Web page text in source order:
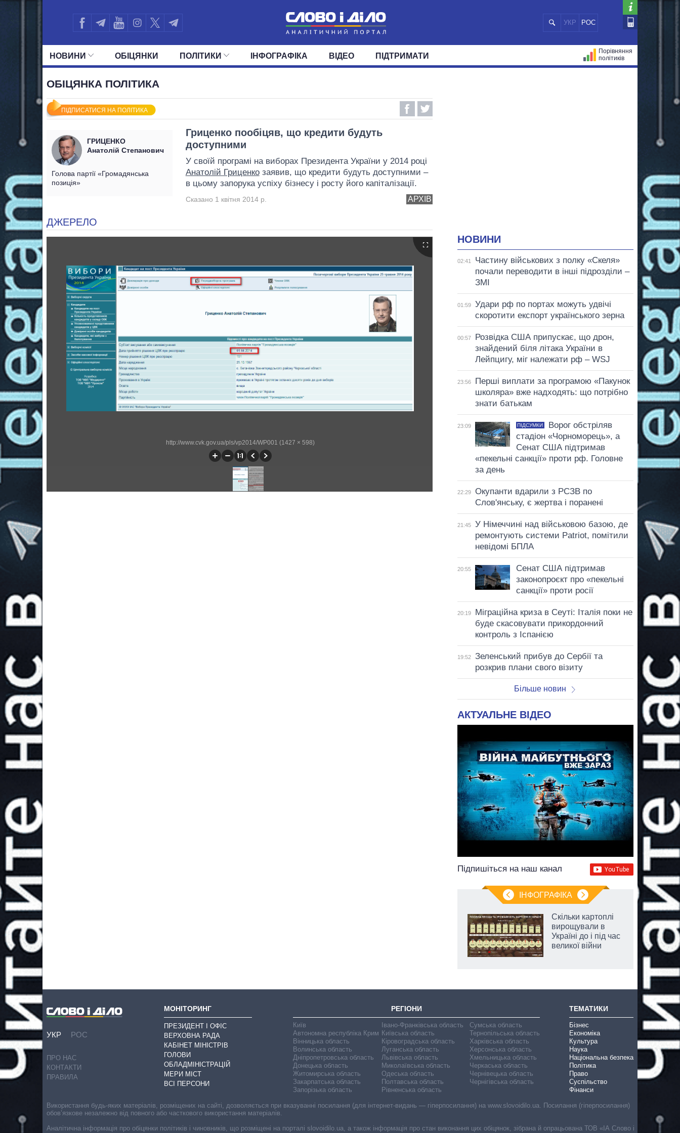
УКР РОС
НОВИНИ
СВІТ
ОБIЦЯНКИ ПОЛIТИКИ
ОКРУГИ
ІНФОГРАФІКА ВІДЕО ПІДТРИМАТИ
Порівняння
політиків
ОБІЦЯНКА ПОЛІТИКА
ПІДПИСАТИСЯ НА ПОЛІТИКА
ГРИЦЕНКО
Анатолій Степанович
Голова партії «Громадянська
позиція»
Гриценко пообіцяв, що кредити будуть
доступними
У своїй програмі на виборах Президента України у 2014 році
Анатолій Гриценкозаявив, що кредити будуть доступними –
в цьому запорука успіху бізнесу і росту його капіталізації.
АРХІВ
Сказано 1 квітня 2014 р.
ДЖЕРЕЛО
http://www.cvk.gov.ua/pls/vp2014/WP001 (1427 × 598)
НОВИНИ
02:41
Частину військових з полку «Скеля»
почали переводити в інші підрозділи –
ЗМІ
01:59
Удари рф по портах можуть удвічі
скоротити експорт українського зерна
00:57
Розвідка США припускає, що дрон,
знайдений біля літака України в
Лейпцигу, міг належати рф – WSJ
23:56
Перші виплати за програмою «Пакунок
школяра» вже надходять: що потрібно
знати батькам
23:09 ПІДСУМКИ
Ворог обстріляв
стадіон «Чорноморець», а
Сенат США підтримав
«пекельні санкції» проти рф. Головне
за день
22:29
Окупанти вдарили з РСЗВ по
Слов'янську, є жертва і поранені
21:45
У Німеччині над військовою базою, де
ремонтують системи Patriot, помітили
невідомі БПЛА
20:55
Сенат США підтримав
законопроєкт про «пекельні
санкції» проти росії
20:19
Міграційна криза в Сеуті: Італія поки не
буде скасовувати прикордонний
контроль з Іспанією
19:52
Зеленський прибув до Сербії та
розкрив плани свого візиту
Більше новин
АКТУАЛЬНЕ ВІДЕО
Підпишіться на наш канал
ІНФОГРАФІКА
Скільки картоплі
вирощували в
Україні до і під час
великої війни
УКР РОС
ПРО НАС
КОНТАКТИ
ПРАВИЛА
МОНІТОРИНГ
ПРЕЗИДЕНТ І ОФІС
ВЕРХОВНА РАДА
КАБІНЕТ МІНІСТРІВ
ГОЛОВИ
ОБЛАДМІНІСТРАЦІЙ
МЕРИ МІСТ
ВСІ ПЕРСОНИ
РЕГІОНИ
Київ
Автономна республіка Крим
Вінницька область
Волинська область
Дніпропетровська область
Донецька область
Житомирська область
Закарпатська область
Запорізька область
Івано-Франківська область
Київська область
Кіровоградська область
Луганська область
Львівська область
Миколаївська область
Одеська область
Полтавська область
Рівненська область
Сумська область
Тернопільська область
Харківська область
Херсонська область
Хмельницька область
Черкаська область
Чернівецька область
Чернігівська область
ТЕМАТИКИ
Бізнес
Економіка
Культура
Наука
Національна безпека
Політика
Право
Суспільство
Фінанси
Використання будь-яких матеріалів, розміщених на сайті, дозволяється при вказуванні посилання (для інтернет-видань — гіперпосилання) на www.slovoidilo.ua. Посилання (гіперпосилання)
обов’язкове незалежно від повного або часткового використання матеріалів.
Аналітична інформація про обіцянки політиків і чиновників, що розміщені на порталі slovoidilo.ua, а також інформація про стан виконання цих обіцянок, зібрана й опрацьована ТОВ «ІА Слово і